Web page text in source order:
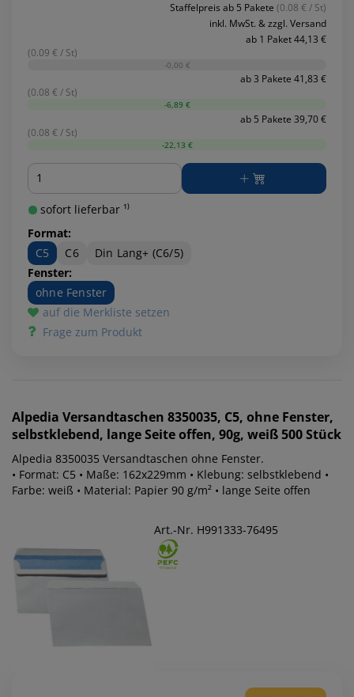
Staffelpreis ab 5 Pakete (0.08 € / St)
inkl. MwSt. & zzgl. Versand
ab 1 Paket 44,13 €
(0.09 € / St)
-0,00 €
ab 3 Pakete 41,83 €
(0.08 € / St)
-6,89 €
ab 5 Pakete 39,70 €
(0.08 € / St)
-22,13 €
Menge
sofort lieferbar ¹⁾
Format:
C5
C6
Din Lang+ (C6/5)
Fenster:
ohne Fenster
auf die Merkliste setzen
Frage zum Produkt
Alpedia Versandtaschen 8350035, C5, ohne Fenster,
selbstklebend, lange Seite offen, 90g, weiß 500 Stück
Alpedia 8350035 Versandtaschen ohne Fenster.
• Format: C5 • Maße: 162x229mm • Klebung: selbstklebend •
Farbe: weiß • Material: Papier 90 g/m² • lange Seite offen
Art.-Nr. H991333-76495